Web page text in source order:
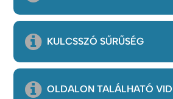
KULCSSZÓ SŰRŰSÉG
OLDALON TALÁLHATÓ